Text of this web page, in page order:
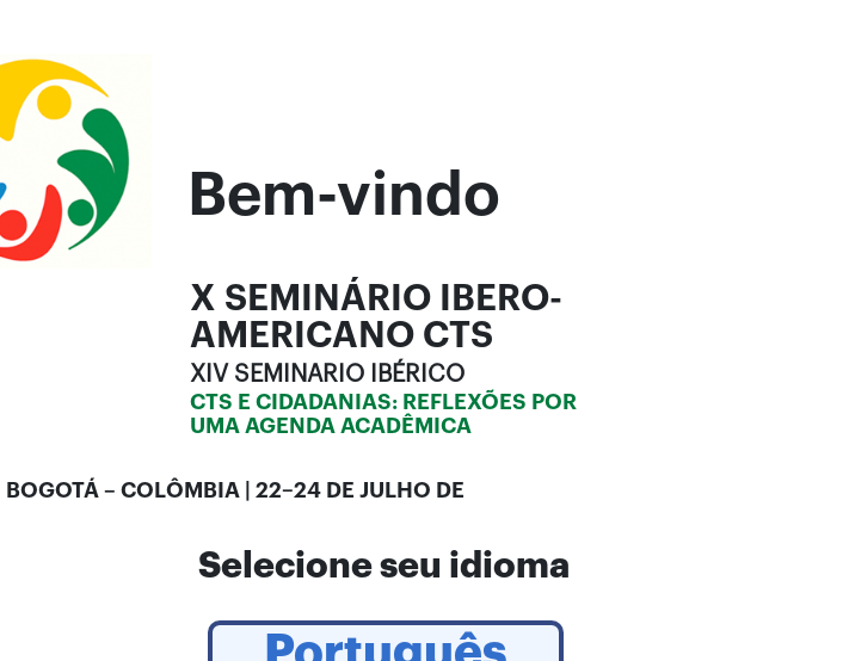
X SEMINÁRIO IBERO-
AMERICANO CTS
XIV SEMINARIO IBÉRICO
CTS E CIDADANIAS: REFLEXÕES POR
UMA AGENDA ACADÊMICA
– COLÔMBIA | 22–24 DE JULHO DE
Bem-vindo
Selecione seu idioma